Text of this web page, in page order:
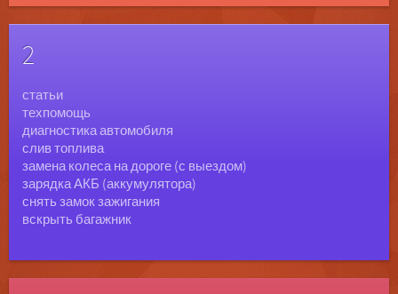
2
статьи
техпомощь
диагностика автомобиля
слив топлива
замена колеса на дороге (с выездом)
зарядка АКБ (аккумулятора)
снять замок зажигания
вскрыть багажник